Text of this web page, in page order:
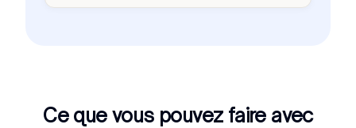
Ce que vous pouvez faire avec